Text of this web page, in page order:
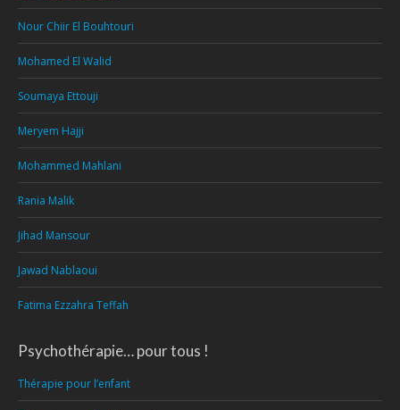
Nour Chiir El Bouhtouri
Mohamed El Walid
Soumaya Ettouji
Meryem Hajji
Mohammed Mahlani
Rania Malik
Jihad Mansour
Jawad Nablaoui
Fatima Ezzahra Teffah
Psychothérapie… pour tous !
Thérapie pour l’enfant